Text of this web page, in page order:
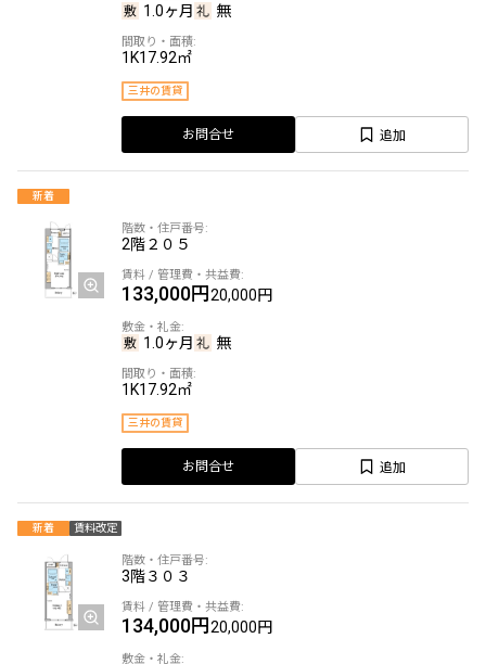
1.0ヶ月 無
1K17.92㎡
三井の賃貸
お問合せ 追加
新着
2階２０５
133,000円20,000円
1.0ヶ月 無
1K17.92㎡
三井の賃貸
お問合せ 追加
新着 賃料改定
3階３０３
134,000円20,000円